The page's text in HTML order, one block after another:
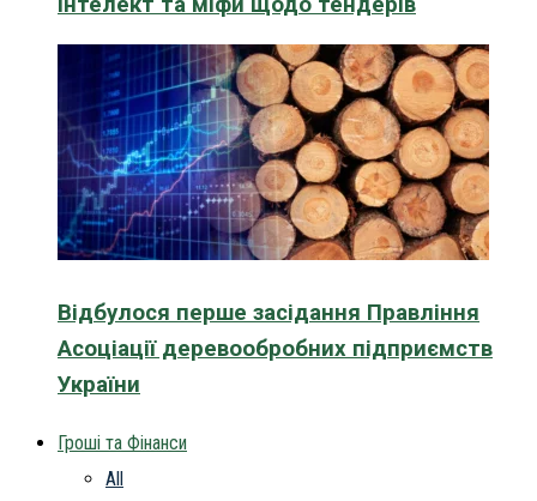
Відбулося перше засідання Правління
Асоціації деревообробних підприємств
України
Гроші та Фінанси
All